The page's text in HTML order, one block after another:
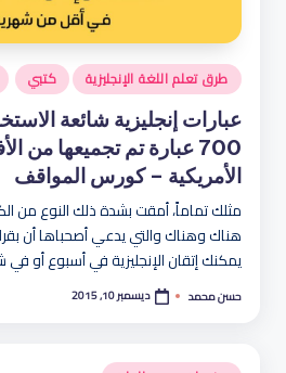
نُشر
في
طرق تعلم اللغة الإنجليزية كتبي
عبارات إنجليزية شائعة
700 عبارة تم تجميعها من
الأمريكية – كورس المواقف
مثلك تماماً، أمقت بشدة ذلك النوع من
هناك وهناك والتي يدعي أصحباها أن
يمكنك إتقان الإنجليزية في أسبوع أو
تمّ
حسن محمد ديسمبر 10, 2015